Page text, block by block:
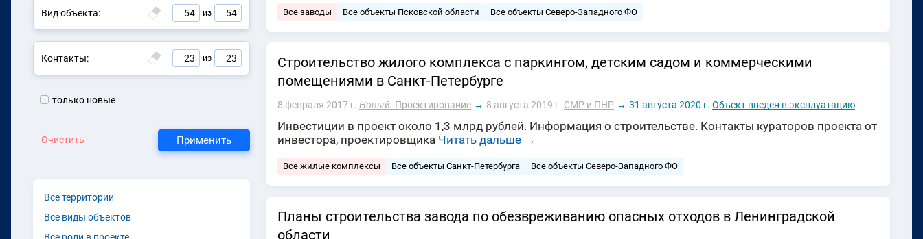
Вид объекта: 54 из 54
Контакты: 23 из 23
только новые
Очистить Применить
Все территории
Все виды объектов
Все заводы Все объекты Псковской области Все объекты Северо-Западного ФО
Строительство жилого комплекса с паркингом, детским садом и коммерческими
помещениями в Санкт-Петербурге
8 февраля 2017 г. Новый. Проектирование → 8 августа 2019 г. СМР и ПНР → 31 августа 2020 г. Объект введен в эксплуатацию
Инвестиции в проект около 1,3 млрд рублей. Информация о строительстве. Контакты кураторов проекта от
инвестора, проектировщика Читать дальше →
Все жилые комплексы Все объекты Санкт-Петербурга Все объекты Северо-Западного ФО
Планы строительства завода по обезвреживанию опасных отходов в Ленинградской
области